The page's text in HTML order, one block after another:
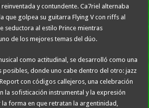
y contundente. Ca7riel alternaba
que golpea su guitarra Flying V con riffs al
seductora al estilo Prince mientras
de los mejores temas del dúo.
como actitudinal, se desarrolló como una
posibles, donde uno cabe dentro del otro: jazz
con códigos callejeros, una celebración
la sofisticación instrumental y la expresión
la forma en que retratan la argentinidad,